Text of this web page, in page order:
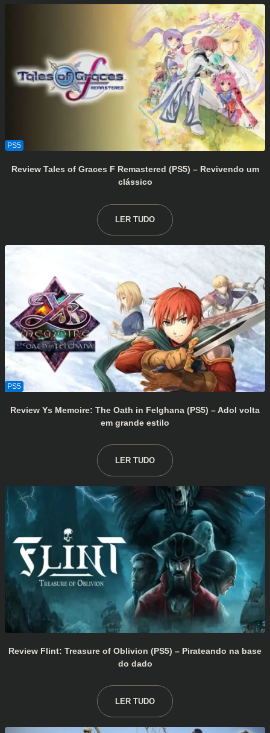
Review Tales of Graces F Remastered (PS5) – Revivendo um
clássico
LER TUDO
Review Ys Memoire: The Oath in Felghana (PS5) – Adol volta
em grande estilo
LER TUDO
Review Flint: Treasure of Oblivion (PS5) – Pirateando na base
do dado
LER TUDO